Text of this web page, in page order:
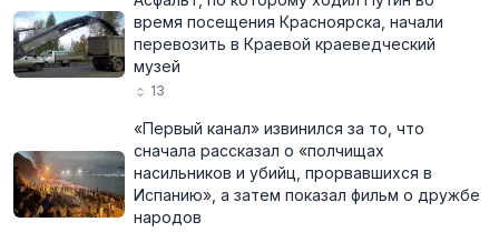
время посещения Красноярска, начали
перевозить в Краевой краеведческий
музей
13
«Первый канал» извинился за то, что
сначала рассказал о «полчищах
насильников и убийц, прорвавшихся в
Испанию», а затем показал фильм о дружбе
народов